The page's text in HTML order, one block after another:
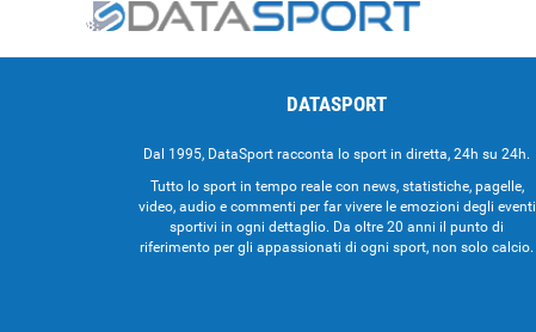
DATASPORT
Dal 1995, DataSport racconta lo sport in diretta, 24h su 24h.
Tutto lo sport in tempo reale con news, statistiche, pagelle,
video, audio e commenti per far vivere le emozioni degli eventi
sportivi in ogni dettaglio. Da oltre 20 anni il punto di
riferimento per gli appassionati di ogni sport, non solo calcio.